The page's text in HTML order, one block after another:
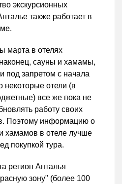
экскурсионных
также работает в
марта в отелях
сауны и хамамы,
под запретом с начала
некоторые отели (в
все же пока не
работу своих
Поэтому информацию о
хамамов в отеле лучше
покупкой тура.
регион Анталья
зону" (более 100